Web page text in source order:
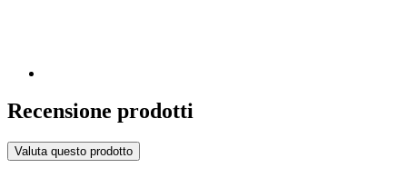
Recensione prodotti
Valuta questo prodotto